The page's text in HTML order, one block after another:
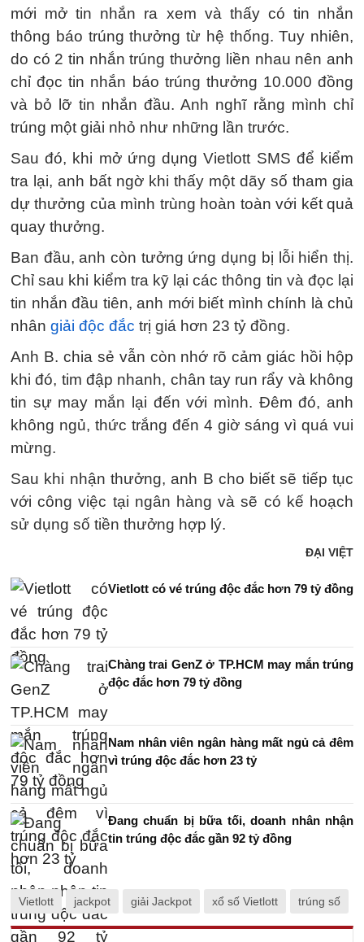
mới mở tin nhắn ra xem và thấy có tin nhắn
thông báo trúng thưởng từ hệ thống. Tuy nhiên,
do có 2 tin nhắn trúng thưởng liền nhau nên anh
chỉ đọc tin nhắn báo trúng thưởng 10.000 đồng
và bỏ lỡ tin nhắn đầu. Anh nghĩ rằng mình chỉ
trúng một giải nhỏ như những lần trước.
Sau đó, khi mở ứng dụng Vietlott SMS để kiểm
tra lại, anh bất ngờ khi thấy một dãy số tham gia
dự thưởng của mình trùng hoàn toàn với kết quả
quay thưởng.
Ban đầu, anh còn tưởng ứng dụng bị lỗi hiển thị.
Chỉ sau khi kiểm tra kỹ lại các thông tin và đọc lại
tin nhắn đầu tiên, anh mới biết mình chính là chủ
nhân giải độc đắc trị giá hơn 23 tỷ đồng.
Anh B. chia sẻ vẫn còn nhớ rõ cảm giác hồi hộp
khi đó, tim đập nhanh, chân tay run rẩy và không
tin sự may mắn lại đến với mình. Đêm đó, anh
không ngủ, thức trắng đến 4 giờ sáng vì quá vui
mừng.
Sau khi nhận thưởng, anh B cho biết sẽ tiếp tục
với công việc tại ngân hàng và sẽ có kế hoạch
sử dụng số tiền thưởng hợp lý.
ĐẠI VIỆT
Vietlott có vé trúng độc đắc hơn 79 tỷ đồng
Chàng trai GenZ ở TP.HCM may mắn trúng
độc đắc hơn 79 tỷ đồng
Nam nhân viên ngân hàng mất ngủ cả đêm
vì trúng độc đắc hơn 23 tỷ
Đang chuẩn bị bữa tối, doanh nhân nhận
tin trúng độc đắc gần 92 tỷ đồng
Vietlott jackpot giải Jackpot xổ số Vietlott trúng số